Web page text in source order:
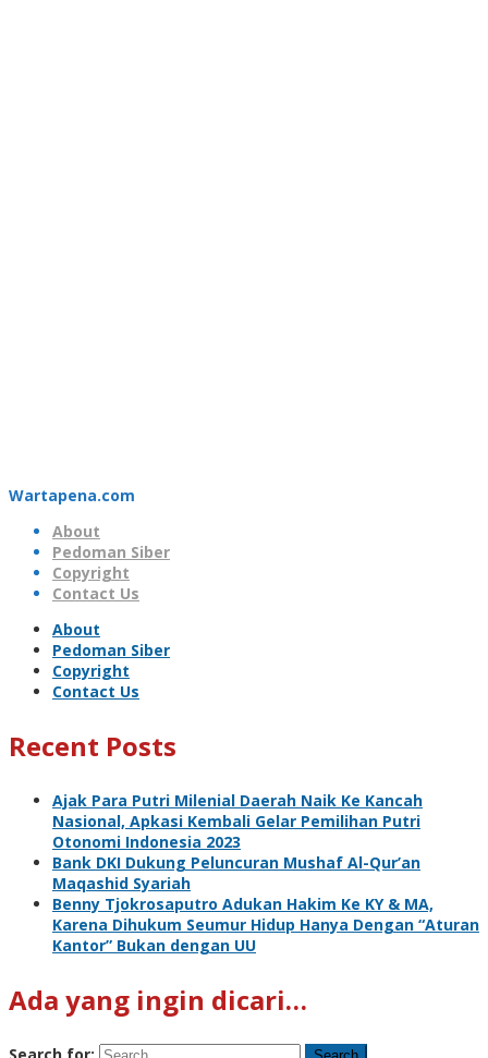
Wartapena.com
About
Pedoman Siber
Copyright
Contact Us
About
Pedoman Siber
Copyright
Contact Us
Recent Posts
Ajak Para Putri Milenial Daerah Naik Ke Kancah
Nasional, Apkasi Kembali Gelar Pemilihan Putri
Otonomi Indonesia 2023
Bank DKI Dukung Peluncuran Mushaf Al-Qur’an
Maqashid Syariah
Benny Tjokrosaputro Adukan Hakim Ke KY & MA,
Karena Dihukum Seumur Hidup Hanya Dengan “Aturan
Kantor” Bukan dengan UU
Ada yang ingin dicari…